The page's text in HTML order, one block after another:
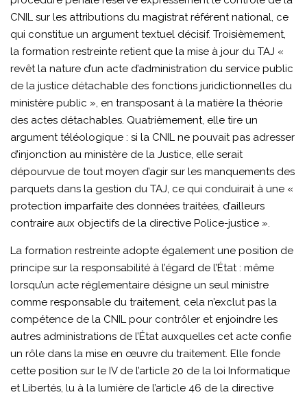
CNIL sur les attributions du magistrat référent national, ce
qui constitue un argument textuel décisif. Troisièmement,
la formation restreinte retient que la mise à jour du TAJ «
revêt la nature d’un acte d’administration du service public
de la justice détachable des fonctions juridictionnelles du
ministère public », en transposant à la matière la théorie
des actes détachables. Quatrièmement, elle tire un
argument téléologique : si la CNIL ne pouvait pas adresser
d’injonction au ministère de la Justice, elle serait
dépourvue de tout moyen d’agir sur les manquements des
parquets dans la gestion du TAJ, ce qui conduirait à une «
protection imparfaite des données traitées, d’ailleurs
contraire aux objectifs de la directive Police-justice ».
La formation restreinte adopte également une position de
principe sur la responsabilité à l’égard de l’État : même
lorsqu’un acte réglementaire désigne un seul ministre
comme responsable du traitement, cela n’exclut pas la
compétence de la CNIL pour contrôler et enjoindre les
autres administrations de l’État auxquelles cet acte confie
un rôle dans la mise en œuvre du traitement. Elle fonde
cette position sur le IV de l’article 20 de la loi Informatique
et Libertés, lu à la lumière de l’article 46 de la directive